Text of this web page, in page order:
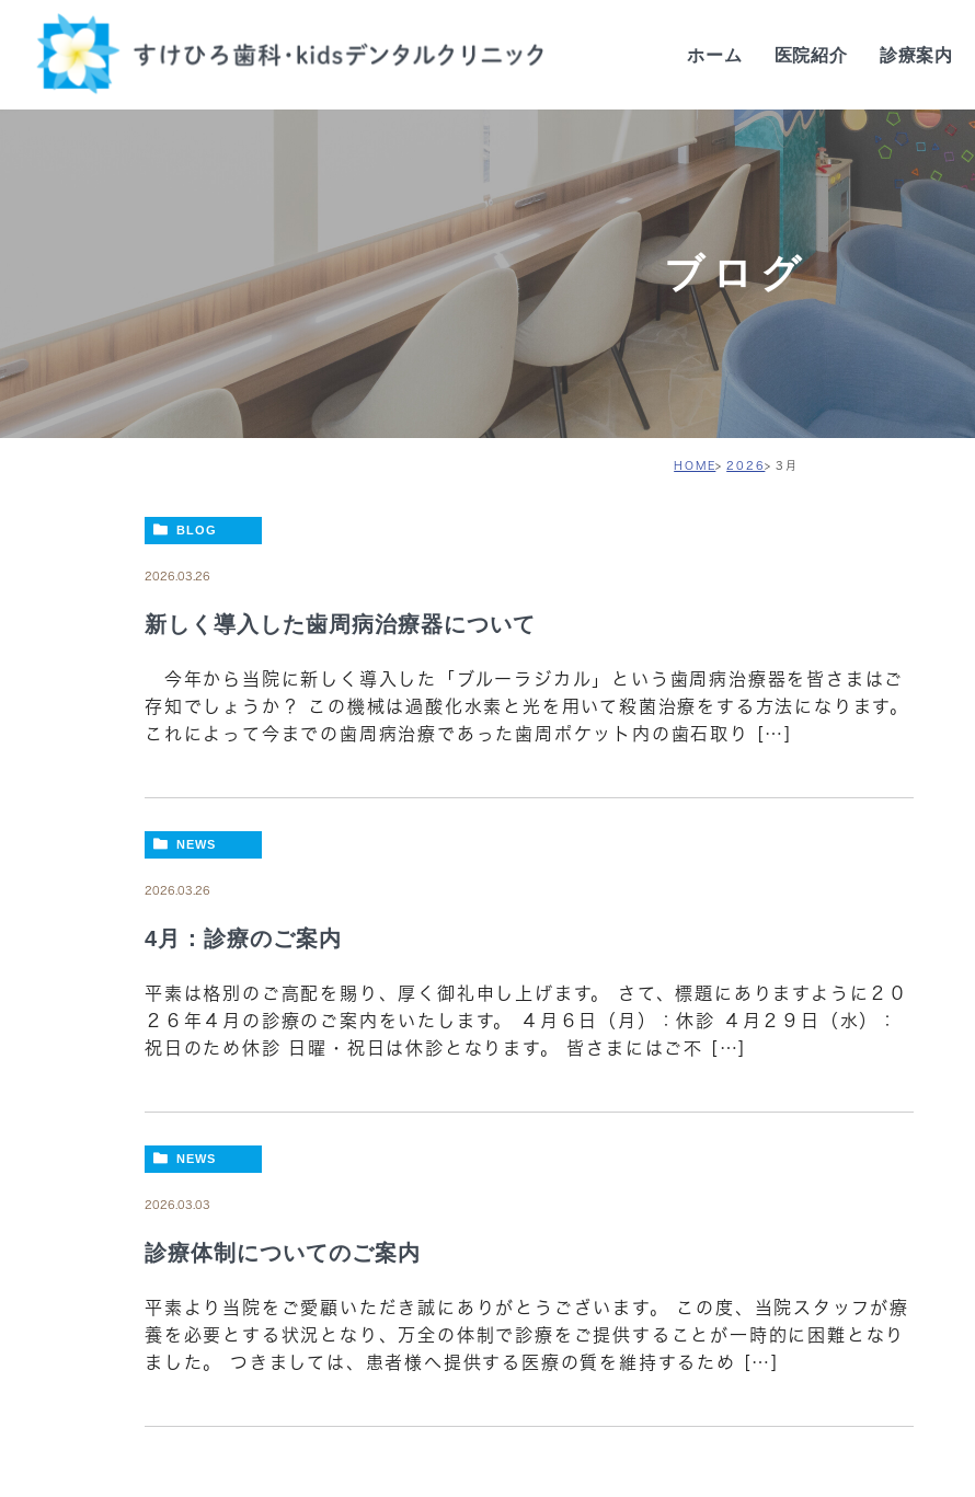
ホーム 医院紹介
当院の特徴
歯科医師紹介
当院の感染予防対策
院内紹介
設備紹介
診療時間・アクセス
求人案内
診療案内
ブログ
HOME 2026 3月
BLOG
2026.03.26
新しく導入した歯周病治療器について
今年から当院に新しく導入した「ブルーラジカル」という歯周病治療器を皆さまはご
存知でしょうか？ この機械は過酸化水素と光を用いて殺菌治療をする方法になります。
これによって今までの歯周病治療であった歯周ポケット内の歯石取り […]
NEWS
2026.03.26
4月：診療のご案内
平素は格別のご高配を賜り、厚く御礼申し上げます。 さて、標題にありますように２０
２６年４月の診療のご案内をいたします。 ４月６日（月）：休診 ４月２９日（水）：
祝日のため休診 日曜・祝日は休診となります。 皆さまにはご不 […]
NEWS
2026.03.03
診療体制についてのご案内
平素より当院をご愛顧いただき誠にありがとうございます。 この度、当院スタッフが療
養を必要とする状況となり、万全の体制で診療をご提供することが一時的に困難となり
ました。 つきましては、患者様へ提供する医療の質を維持するため […]